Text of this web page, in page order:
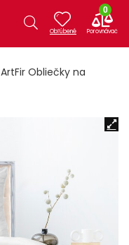
0
ArtFir Obliečky na